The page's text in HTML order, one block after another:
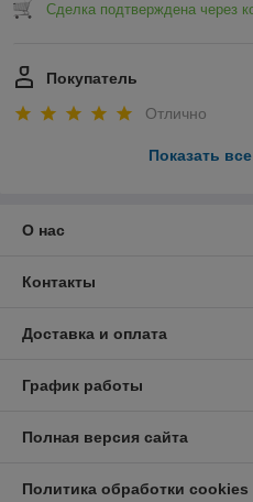
Сделка подтверждена через
Покупатель
Отлично
Показать
О нас
Контакты
Доставка и оплата
График работы
Полная версия сайта
Политика обработки cookies